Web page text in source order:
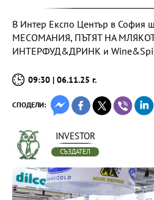
В Интер Експо Център в София
МЕСОМАНИЯ, ПЪТЯТ НА
ИНТЕРФУД&ДРИНК и
09:30 | 06.11.25 г.
СПОДЕЛИ:
INVESTOR
СЪЗДАТЕЛ